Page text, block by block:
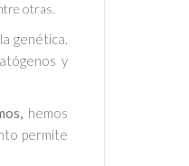
otras.
genética.
y
hemos
permite